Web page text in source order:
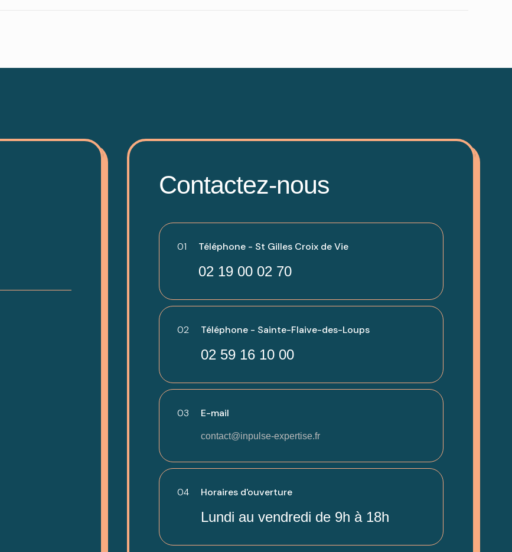
Contactez-nous
01 Téléphone - St Gilles Croix de Vie
02 19 00 02 70
02 Téléphone - Sainte-Flaive-des-Loups
02 59 16 10 00
03 E-mail
contact@inpulse-expertise.fr
04 Horaires d'ouverture
Lundi au vendredi de 9h à 18h